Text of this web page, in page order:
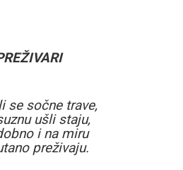
se sočne trave,
ušli staju,
i na miru
preživaju.